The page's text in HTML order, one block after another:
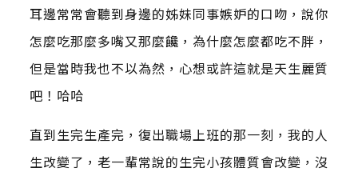
耳邊常常會聽到身邊的姊妹同事嫉妒的口吻，說你
怎麼吃那麼多嘴又那麼饞，為什麼怎麼都吃不胖，
但是當時我也不以為然，心想或許這就是天生麗質
吧！哈哈
直到生完生產完，復出職場上班的那一刻，我的人
生改變了，老一輩常說的生完小孩體質會改變，沒